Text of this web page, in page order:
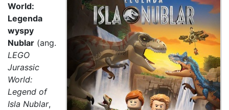
World:
Legenda
wyspy
Nublar (ang.
LEGO
Jurassic
World:
Legend of
Isla Nublar,